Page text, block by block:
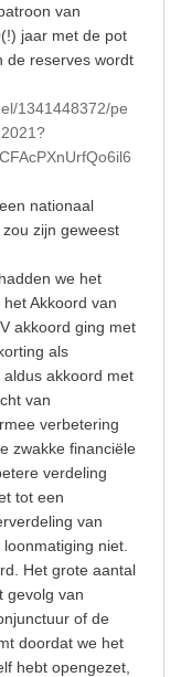
van
jaar met de pot
de reserves wordt
1341448372/pe
nationaal
zijn geweest
we het
Akkoord van
akkoord ging met
als
akkoord met
van
verbetering
zwakke financiële
verdeling
tot een
van
niet.
Het grote aantal
gevolg van
of de
doordat we het
hebt opengezet,